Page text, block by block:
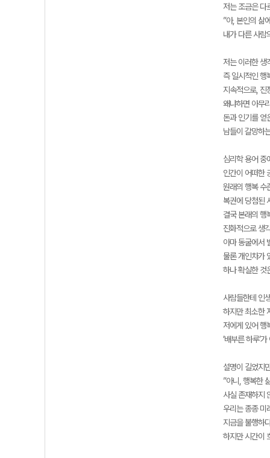
저는 조금은 다
”아, 본인의 삶
내가 다른 사람
저는 이러한 생
즉 일시적인 행
지속적으로, 진
왜냐하면 아무
돈과 인기를 얻
남들이 갈망하
심리학 용어 중
인간이 어떠한
원래의 행복 수
복권에 당첨된
결국 본래의 행
진화적으로 생
아마 동굴에서
물론 개인차가
하나 확실한 것
사람들한테 인
하지만 최소한
저에게 있어 행
’배부른 하루’
설명이 길었지
”아니, 행복한
사실 존재하지
우리는 종종 미
지금을 불행하
하지만 시간이